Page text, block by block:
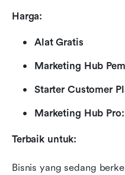
Harga:
Alat Gratis
Marketing Hub
Starter Customer
Marketing Hub Pro:
Terbaik untuk:
Bisnis yang sedang